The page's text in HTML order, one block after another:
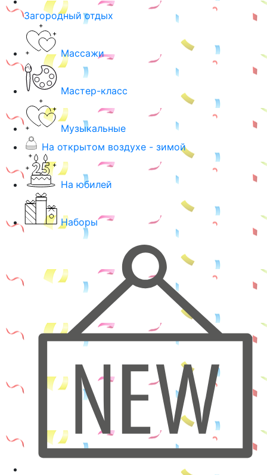
Загородный отдых
Массажи
Мастер-класс
Музыкальные
На открытом воздухе - зимой
На юбилей
Наборы